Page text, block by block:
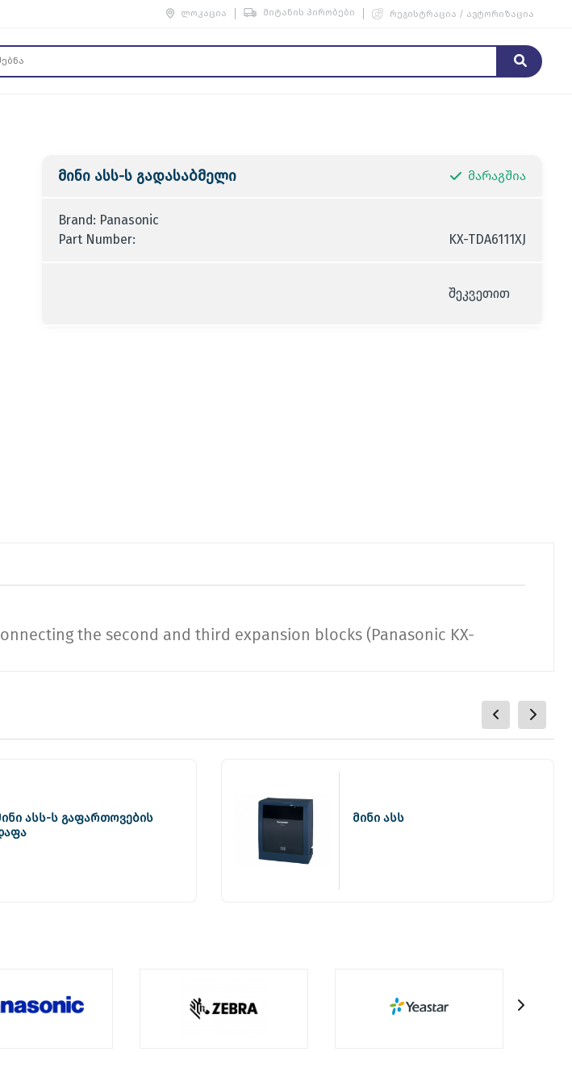
ლოკაცია მიტანის პირობები რეგისტრაცია / ავტორიზაცია
მინი ასს-ს გადასაბმელი მარაგშია
Brand: Panasonic
Part Number:
KX-TDA6111XJ
შეკვეთით
the second and third expansion blocks (Panasonic KX-
ასს-ს გაფართოვების
მინი ასს